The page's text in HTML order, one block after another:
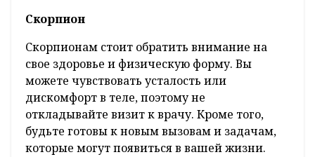
Скорпион
Скорпионам стоит обратить внимание на
свое здоровье и физическую форму. Вы
можете чувствовать усталость или
дискомфорт в теле, поэтому не
откладывайте визит к врачу. Кроме того,
будьте готовы к новым вызовам и задачам,
которые могут появиться в вашей жизни.